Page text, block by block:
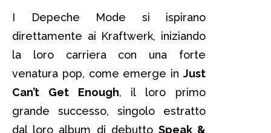
I Depeche Mode si ispirano
direttamente ai Kraftwerk, iniziando
la loro carriera con una forte
venatura pop, come emerge in Just
Can’t Get Enough, il loro primo
grande successo, singolo estratto
dal loro album di debutto Speak &